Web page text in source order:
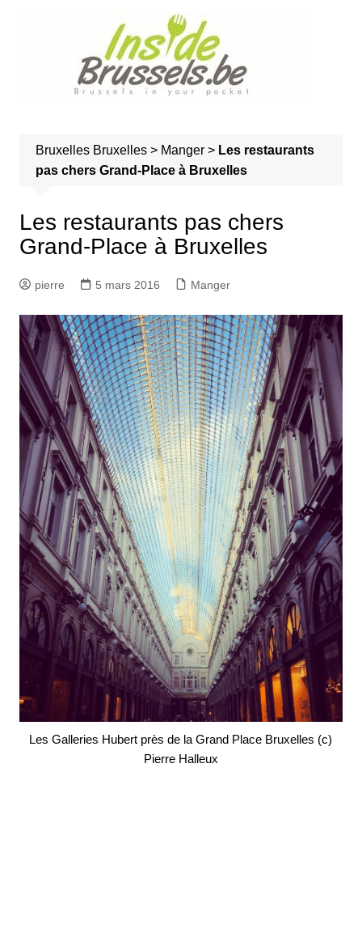
Bruxelles Bruxelles> Manger> Les restaurants
pas chers Grand-Place à Bruxelles
Les restaurants pas chers
Grand-Place à Bruxelles
pierre 5 mars 2016 Manger
Les Galleries Hubert près de la Grand Place Bruxelles (c)
Pierre Halleux